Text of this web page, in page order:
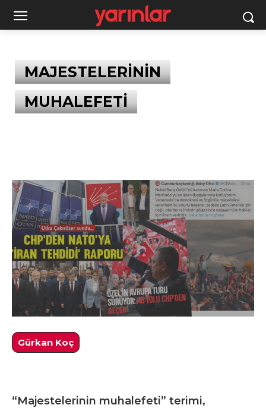
MAJESTELERİNİN
MUHALEFETİ
Gürkan Koç
“Majestelerinin muhalefeti” terimi,